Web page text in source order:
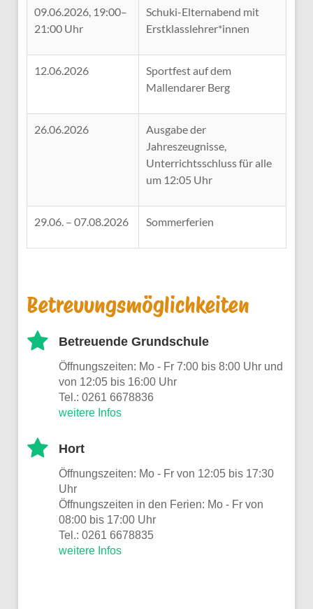
09.06.2026, 19:00–
21:00 Uhr
Schuki-Elternabend mit
Erstklasslehrer*innen
12.06.2026
Sportfest auf dem
Mallendarer Berg
26.06.2026
Ausgabe der
Jahreszeugnisse,
Unterrichtsschluss für alle
um 12:05 Uhr
29.06. – 07.08.2026 Sommerferien
Betreuungsmöglichkeiten
Betreuende Grundschule
Öffnungszeiten: Mo - Fr 7:00 bis 8:00 Uhr und
von 12:05 bis 16:00 Uhr
Tel.: 0261 6678836
weitere Infos
Hort
Öffnungszeiten: Mo - Fr von 12:05 bis 17:30
Uhr
Öffnungszeiten in den Ferien: Mo - Fr von
08:00 bis 17:00 Uhr
Tel.: 0261 6678835
weitere Infos